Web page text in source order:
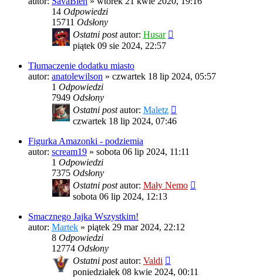
14 Odpowiedzi
15711 Odsłony
Ostatni postautor: Husar
piątek 09 sie 2024, 22:57
Tłumaczenie dodatku miasto
autor: anatolewilson » czwartek 18 lip 2024, 05:57
1 Odpowiedzi
7949 Odsłony
Ostatni postautor: Maletz
czwartek 18 lip 2024, 07:46
Figurka Amazonki - podziemia
autor: scream19 » sobota 06 lip 2024, 11:11
1 Odpowiedzi
7375 Odsłony
Ostatni postautor: Mały Nemo
sobota 06 lip 2024, 12:13
Smacznego Jajka Wszystkim!
autor: Martek » piątek 29 mar 2024, 22:12
8 Odpowiedzi
12774 Odsłony
Ostatni postautor: Valdi
poniedziałek 08 kwie 2024, 00:11